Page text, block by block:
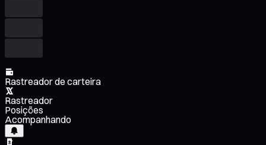
Rastreador de carteira
Rastreador
Posições
Acompanhando